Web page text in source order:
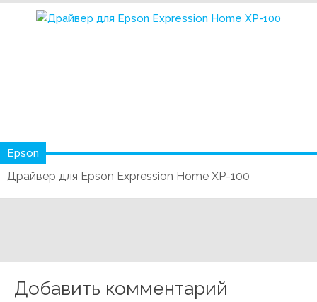
Epson
Драйвер для Epson Expression Home XP-100
Добавить комментарий